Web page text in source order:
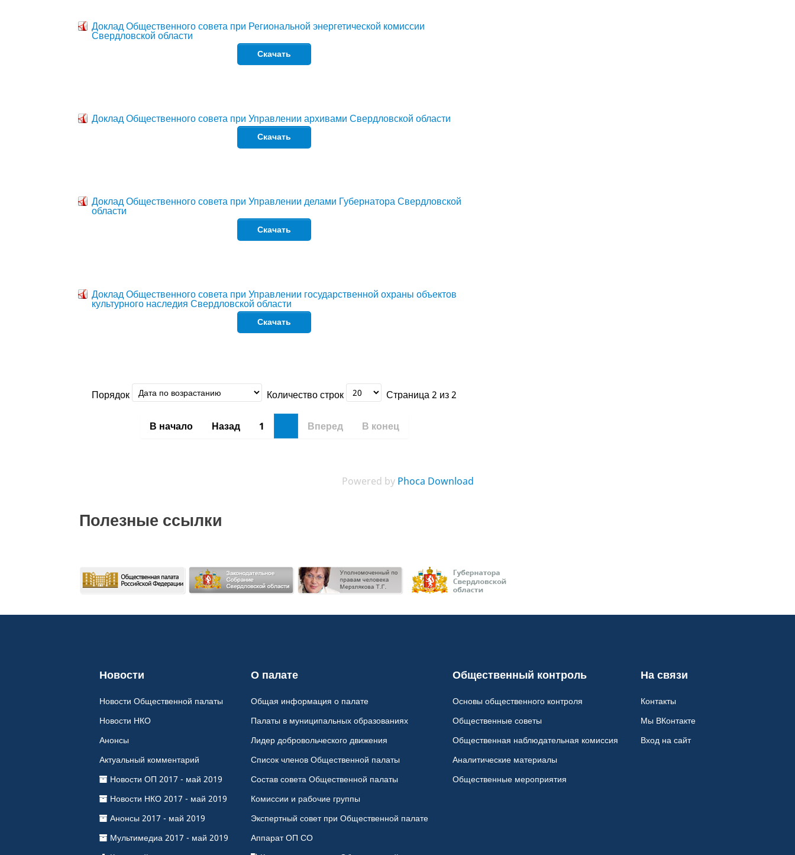
Доклад Общественного совета при Региональной энергетической комиссии
Свердловской области
Скачать
Доклад Общественного совета при Управлении архивами Свердловской области
Скачать
Доклад Общественного совета при Управлении делами Губернатора Свердловской
области
Скачать
Доклад Общественного совета при Управлении государственной охраны объектов
культурного наследия Свердловской области
Скачать
Порядок Количество строк Страница 2 из 2
В начало Назад 1 Вперед В конец
Powered by Phoca Download
Полезные ссылки
Новости
Новости Общественной палаты
Новости НКО
Анонсы
Актуальный комментарий
Новости ОП 2017 - май 2019
Новости НКО 2017 - май 2019
Анонсы 2017 - май 2019
Мультимедиа 2017 - май 2019
О палате
Общая информация о палате
Палаты в муниципальных образованиях
Лидер добровольческого движения
Список членов Общественной палаты
Состав совета Общественной палаты
Комиссии и рабочие группы
Экспертный совет при Общественной палате
Аппарат ОП СО
Общественный контроль
Основы общественного контроля
Общественные советы
Общественная наблюдательная комиссия
Аналитические материалы
Общественные мероприятия
На связи
Контакты
Мы ВКонтакте
Вход на сайт